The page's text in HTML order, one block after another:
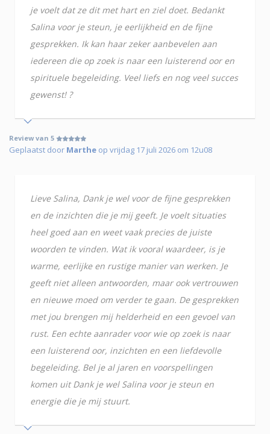
je voelt dat ze dit met hart en ziel doet. Bedankt
Salina voor je steun, je eerlijkheid en de fijne
gesprekken. Ik kan haar zeker aanbevelen aan
iedereen die op zoek is naar een luisterend oor en
spirituele begeleiding. Veel liefs en nog veel succes
gewenst! ?
Review van 5
Geplaatst door Marthe op vrijdag 17 juli 2026 om 12u08
Lieve Salina, Dank je wel voor de fijne gesprekken
en de inzichten die je mij geeft. Je voelt situaties
heel goed aan en weet vaak precies de juiste
woorden te vinden. Wat ik vooral waardeer, is je
warme, eerlijke en rustige manier van werken. Je
geeft niet alleen antwoorden, maar ook vertrouwen
en nieuwe moed om verder te gaan. De gesprekken
met jou brengen mij helderheid en een gevoel van
rust. Een echte aanrader voor wie op zoek is naar
een luisterend oor, inzichten en een liefdevolle
begeleiding. Bel je al jaren en voorspellingen
komen uit Dank je wel Salina voor je steun en
energie die je mij stuurt.